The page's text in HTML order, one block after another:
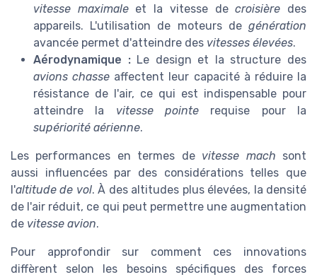
vitesse maximaleet la vitesse decroisière des
appareils. L'utilisation de moteurs de génération
avancée permet d'atteindre des vitesses élevées.
Aérodynamique :Le design et la structure des
avions chasse affectent leur capacité à réduire la
résistance de l'air, ce qui est indispensable pour
atteindre la vitesse pointe requise pour la
supériorité aérienne.
Les performances en termes de vitesse mach sont
aussi influencées par des considérations telles que
l'altitude de vol. À des altitudes plus élevées, la densité
de l'air réduit, ce qui peut permettre une augmentation
de vitesse avion.
Pour approfondir sur comment ces innovations
diffèrent selon les besoins spécifiques des forces